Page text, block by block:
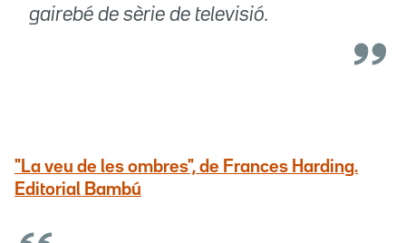
gairebé de sèrie de televisió.
"La veu de les ombres", de Frances Harding.
Editorial Bambú